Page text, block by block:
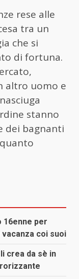
rese alle
tra un
che si
di fortuna.
altro uomo e
stanno
dei bagnanti
per
coi suoi
crea da sè in